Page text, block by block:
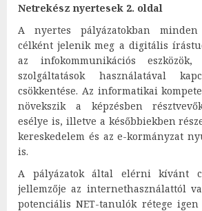
Netrekész nyertesek 2. oldal
A nyertes pályázatokban
célként jelenik meg a digitális
az infokommunikációs eszközök,
szolgáltatások használatával
csökkentése. Az informatikai
növekszik a képzésben
esélye is, illetve a későbbiekben
kereskedelem és az e-kormányzat
is.
A pályázatok által elérni kívánt
jellemzője az internethasználattól
potenciális NET-tanulók rétege